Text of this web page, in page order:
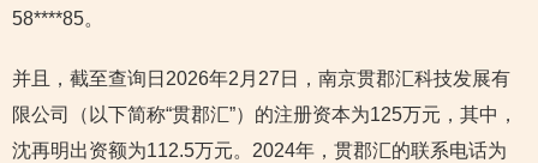
58****85。
并且，截至查询日2026年2月27日，南京贯郡汇科技发展有
限公司（以下简称“贯郡汇”）的注册资本为125万元，其中，
沈再明出资额为112.5万元。2024年，贯郡汇的联系电话为